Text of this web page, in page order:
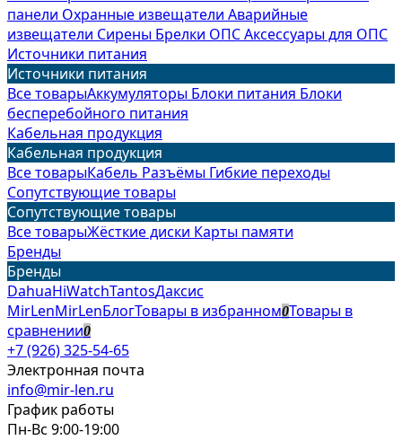
панели Охранные извещатели Аварийные
извещатели Сирены Брелки ОПСАксессуары для ОПС
Источники питания
Источники питания
Все товарыАккумуляторы Блоки питания Блоки
бесперебойного питания
Кабельная продукция
Кабельная продукция
Все товарыКабель Разъёмы Гибкие переходы
Сопутствующие товары
Сопутствующие товары
Все товарыЖёсткие диски Карты памяти
Бренды
Бренды
DahuaHiWatchTantosДаксис
MirLenMirLenБлогТовары в избранном0Товары в
сравнении0
+7 (926) 325-54-65
Электронная почта
info@mir-len.ru
График работы
Пн-Вс 9:00-19:00